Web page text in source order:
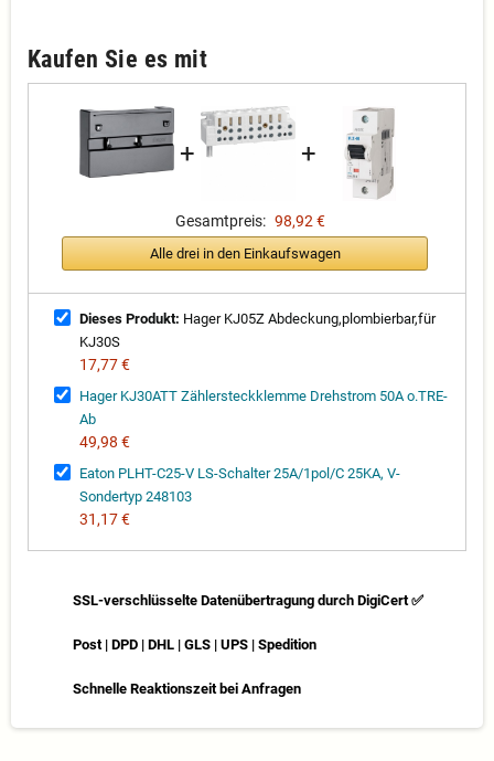
Kaufen Sie es mit
+ +
Gesamtpreis: 98,92 €
Alle drei in den Einkaufswagen
Dieses Produkt: Hager KJ05Z Abdeckung,plombierbar,für
KJ30S
17,77 €
Hager KJ30ATT Zählersteckklemme Drehstrom 50A o.TRE-
Ab
49,98 €
Eaton PLHT-C25-V LS-Schalter 25A/1pol/C 25KA, V-
Sondertyp 248103
31,17 €
SSL-verschlüsselte Datenübertragung durch DigiCert ✅
Post | DPD | DHL | GLS | UPS | Spedition
Schnelle Reaktionszeit bei Anfragen